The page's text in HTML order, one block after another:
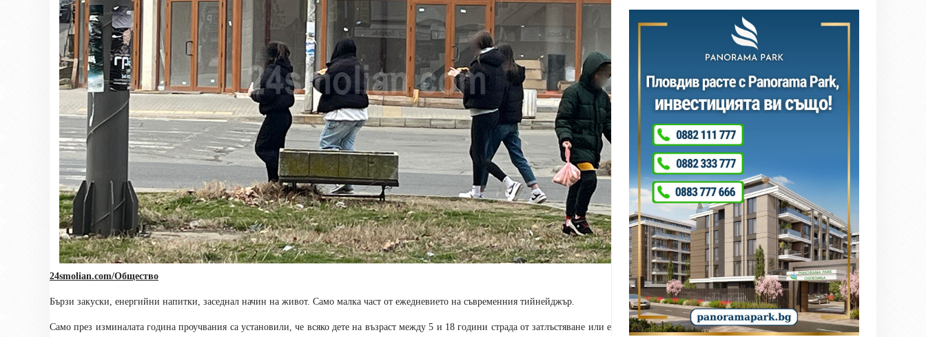
24smolian.com/Общество
Бързи закуски, енергийни напитки, заседнал начин на живот. Само малка част от ежедневието на съвременния тийнейджър.
Само през изминалата година проучвания са установили, че всяко дете на възраст между 5 и 18 години страда от затлъстяване или е